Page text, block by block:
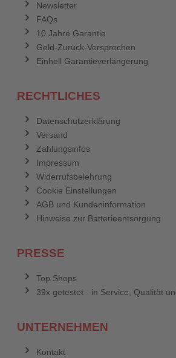
Newsletter
FAQs
10 Jahre Garantie
Geld-Zurück-Versprechen
Einhell Garantieverlängerung
RECHTLICHES
Datenschutzerklärung
Versand
Zahlungsinfos
Impressum
Widerrufsbelehrung
Cookie Einstellungen
AGB und Kundeninformation
Hinweise zur Batterieentsorgung
PRESSE
Top Shops
39x getestet - in Service, Qualität
UNTERNEHMEN
Kontakt